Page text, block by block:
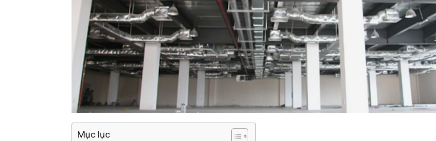
Mục lục